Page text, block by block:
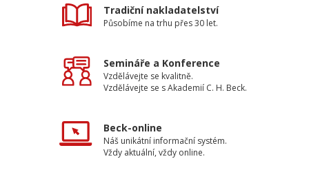
Tradiční nakladatelství
Působíme na trhu přes 30 let.
Semináře a Konference
Vzdělávejte se kvalitně.
Vzdělávejte se s Akademií C. H. Beck.
Beck-online
Náš unikátní informační systém.
Vždy aktuální, vždy online.